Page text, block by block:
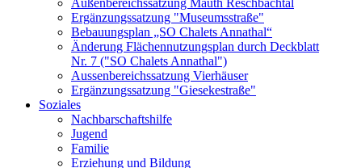
Außenbereichssatzung Mauth Reschbachtal
Ergänzungssatzung "Museumsstraße"
Bebauungsplan „SO Chalets Annathal“
Änderung Flächennutzungsplan durch Deckblatt
Nr. 7 ("SO Chalets Annathal")
Aussenbereichssatzung Vierhäuser
Ergänzungssatzung "Giesekestraße"
Soziales
Nachbarschaftshilfe
Jugend
Familie
Erziehung und Bildung